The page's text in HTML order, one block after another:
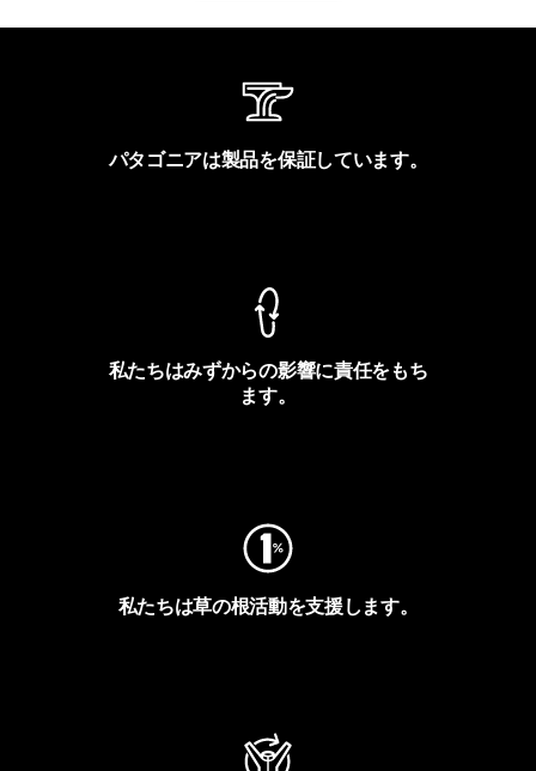
パタゴニアは製品を保証しています。
私たちはみずからの影響に責任をもち
ます。
私たちは草の根活動を支援します。